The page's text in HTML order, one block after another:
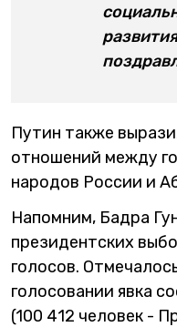
Путин также
отношений между
народов России и
Напомним, Бадра
президентских
голосов.
голосовании явка
(100 412 человек -